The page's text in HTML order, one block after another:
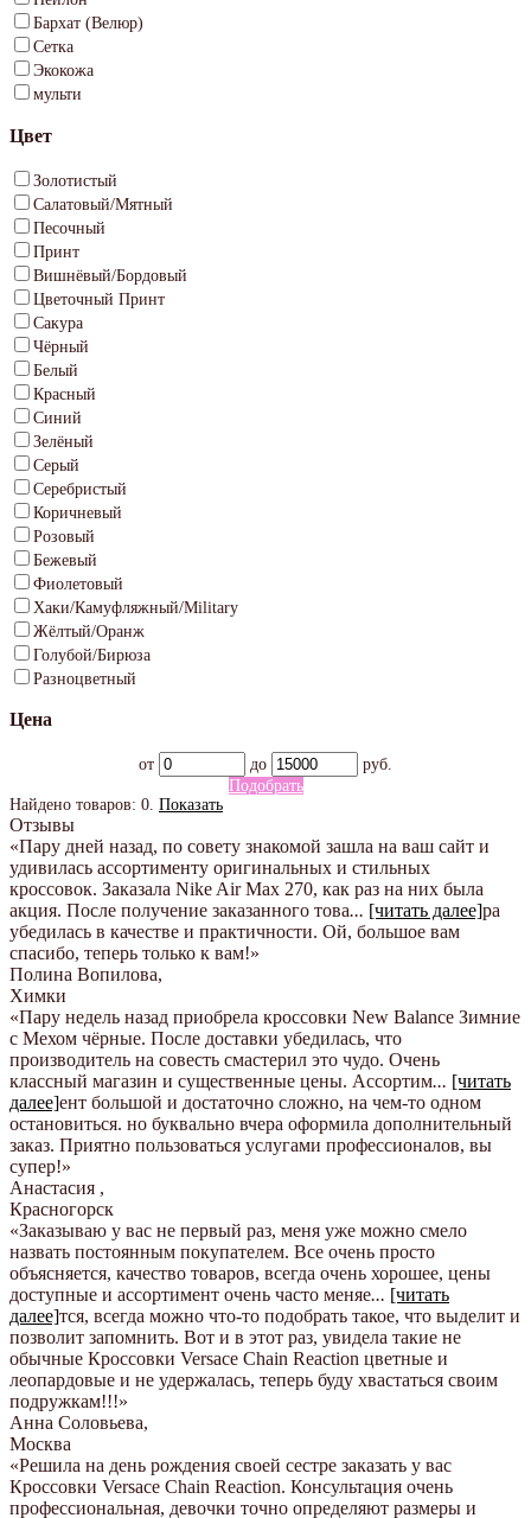
Бархат (Велюр)
Сетка
Экокожа
мульти
Цвет
Золотистый
Салатовый/Мятный
Песочный
Принт
Вишнёвый/Бордовый
Цветочный Принт
Сакура
Чёрный
Белый
Красный
Синий
Зелёный
Серый
Серебристый
Коричневый
Розовый
Бежевый
Фиолетовый
Хаки/Камуфляжный/Military
Жёлтый/Оранж
Голубой/Бирюза
Разноцветный
Цена
от до
руб.
Подобрать
Найдено товаров: 0 Показать
Отзывы
«Пару дней назад, по совету знакомой зашла на ваш сайт и
удивилась ассортименту оригинальных и стильных
кроссовок. Заказала Nike Air Max 270, как раз на них была
акция. После получение заказанного това... [читать далее]ра
убедилась в качестве и практичности. Ой, большое вам
спасибо, теперь только к вам!»
Полина Вопилова,
Химки
«Пару недель назад приобрела кроссовки New Balance Зимние
с Мехом чёрные. После доставки убедилась, что
производитель на совесть смастерил это чудо. Очень
классный магазин и существенные цены. Ассортим... [читать
далее]ент большой и достаточно сложно, на чем-то одном
остановиться. но буквально вчера оформила дополнительный
заказ. Приятно пользоваться услугами профессионалов, вы
супер!»
Анастасия ,
Красногорск
«Заказываю у вас не первый раз, меня уже можно смело
назвать постоянным покупателем. Все очень просто
объясняется, качество товаров, всегда очень хорошее, цены
доступные и ассортимент очень часто меняе... [читать
далее]тся, всегда можно что-то подобрать такое, что выделит и
позволит запомнить. Вот и в этот раз, увидела такие не
обычные Кроссовки Versace Chain Reaction цветные и
леопардовые и не удержалась, теперь буду хвастаться своим
подружкам!!!»
Анна Соловьева,
Москва
«Решила на день рождения своей сестре заказать у вас
Кроссовки Versace Chain Reaction. Консультация очень
профессиональная, девочки точно определяют размеры и